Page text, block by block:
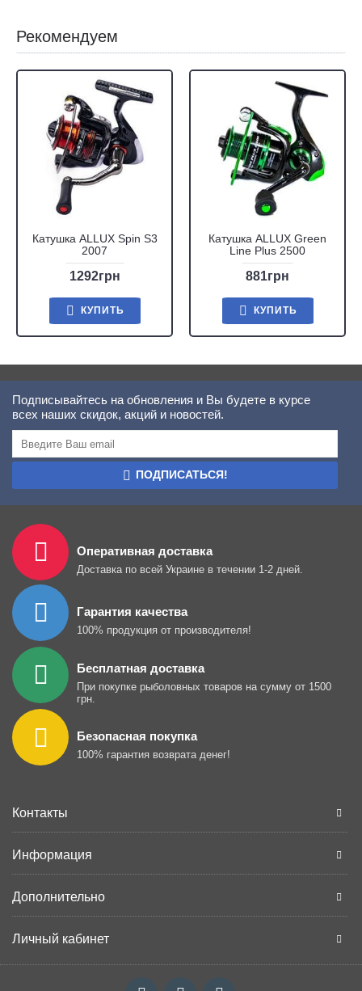
Рекомендуем
Катушка ALLUX Spin S3
2007
1292грн
КУПИТЬ
Катушка ALLUX Green
Line Plus 2500
881грн
КУПИТЬ
Подписывайтесь на обновления и Вы будете в курсе
всех наших скидок, акций и новостей.
ПОДПИСАТЬСЯ!
Оперативная доставка
Доставка по всей Украине в течении 1-2 дней.
Гарантия качества
100% продукция от производителя!
Бесплатная доставка
При покупке рыболовных товаров на сумму от 1500
грн.
Безопасная покупка
100% гарантия возврата денег!
Контакты
Информация
Дополнительно
Личный кабинет